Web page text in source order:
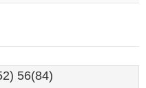
56(84)